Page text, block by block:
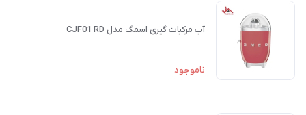
آب مرکبات گیری اسمگ مدل CJF01 RD
ناموجود